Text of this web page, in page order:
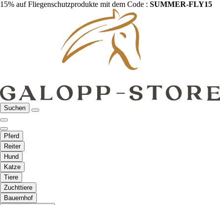
15% auf Fliegenschutzprodukte mit dem Code : SUMMER-FLY15
Suchen
Pferd
Reiter
Hund
Katze
Tiere
Zuchttiere
Bauernhof